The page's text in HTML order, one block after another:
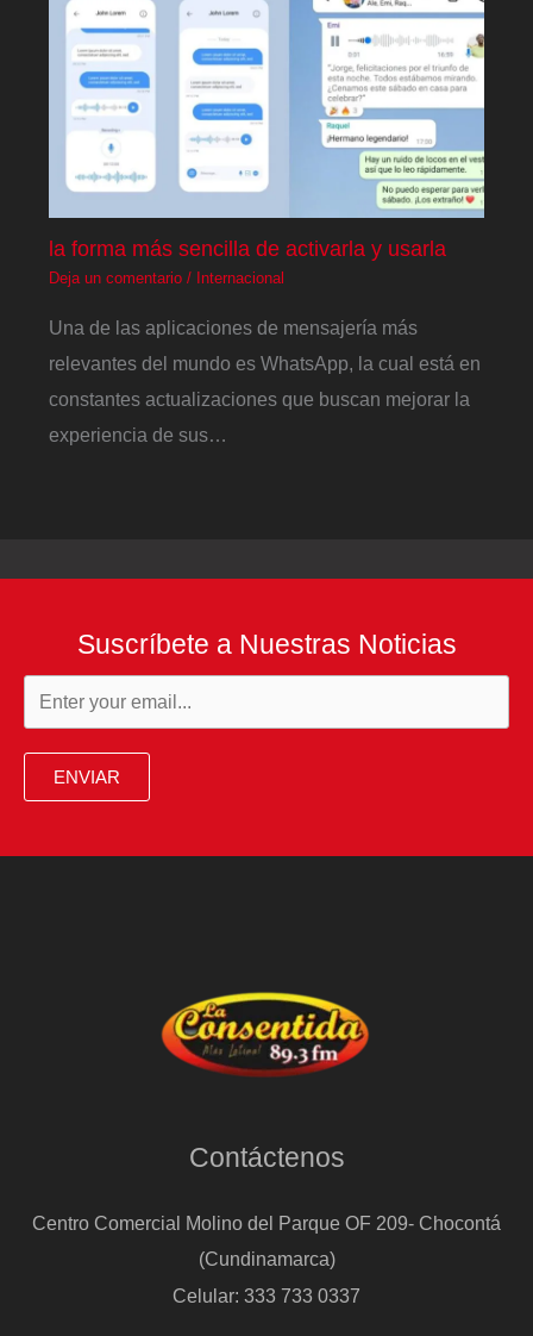
la forma más sencilla de activarla y usarla
Deja un comentario / Internacional
Una de las aplicaciones de mensajería más
relevantes del mundo es WhatsApp, la cual está en
constantes actualizaciones que buscan mejorar la
experiencia de sus…
Suscríbete a Nuestras Noticias
ENVIAR
Contáctenos
Centro Comercial Molino del Parque OF 209- Chocontá
(Cundinamarca)
Celular: 333 733 0337